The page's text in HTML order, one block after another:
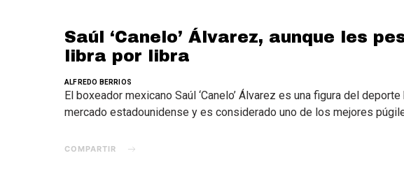
Saúl ‘Canelo’ Álvarez, aunque les
libra por libra
ALFREDO BERRIOS
El boxeador mexicano Saúl ‘Canelo’ Álvarez es una figura del
mercado estadounidense y es considerado uno de los mejores
COMPARTIR